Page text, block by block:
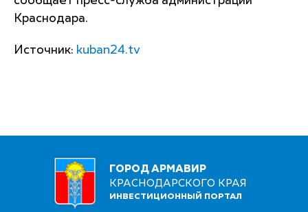
Краснодара.
Источник: kuban24.tv
ГОРОД АРМАВИР
КРАСНОДАРСКОГО КРАЯ
ИНВЕСТИЦИОННЫЙ ПОРТАЛ